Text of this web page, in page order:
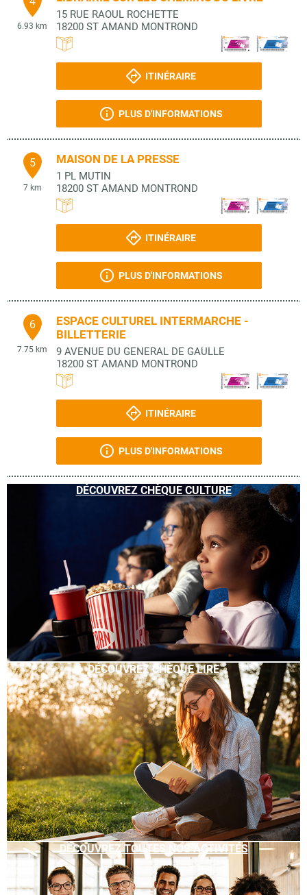
6.93 km
15 RUE RAOUL ROCHETTE
18200 ST AMAND MONTROND
ITINÉRAIRE
PLUS D'INFORMATIONS
5
7 km
MAISON DE LA PRESSE
1 PL MUTIN
18200 ST AMAND MONTROND
ITINÉRAIRE
PLUS D'INFORMATIONS
6
7.75 km
ESPACE CULTUREL INTERMARCHE -
BILLETTERIE
9 AVENUE DU GENERAL DE GAULLE
18200 ST AMAND MONTROND
ITINÉRAIRE
PLUS D'INFORMATIONS
DÉCOUVREZ CHÈQUE CULTURE
DÉCOUVREZ CHÈQUE LIRE
DÉCOUVREZ TOUTES NOS ACTIVITÉS